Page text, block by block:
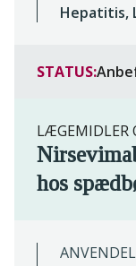
Hepatitis,
STATUS:
LÆGEMIDLER
hos